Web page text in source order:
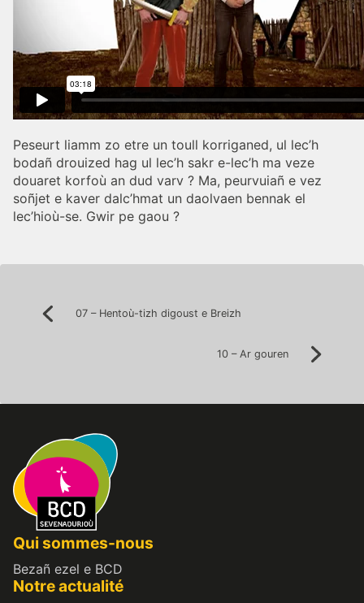
Peseurt liamm zo etre un toull korriganed, ul lec’h
bodañ drouized hag ul lec’h sakr e-lec’h ma veze
douaret korfoù an dud varv ? Ma, peurvuiañ e vez
soñjet e kaver dalc’hmat un daolvaen bennak el
lec’hioù-se. Gwir pe gaou ?
Post
navigation
Précédent:07 – Hentoù-tizh digoust e Breizh
10 – Ar gouren
Qui sommes-nous
Bezañ ezel e BCD
Notre actualité